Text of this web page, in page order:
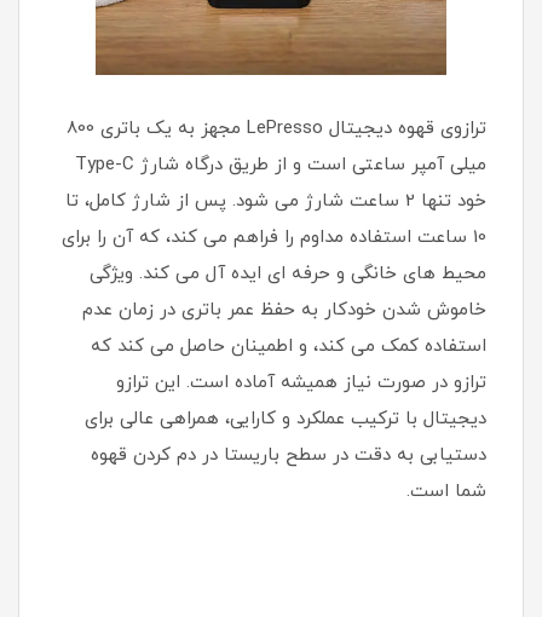
ترازوی قهوه دیجیتال LePresso مجهز به یک باتری 800
میلی آمپر ساعتی است و از طریق درگاه شارژ Type-C
خود تنها 2 ساعت شارژ می شود. پس از شارژ کامل، تا
10 ساعت استفاده مداوم را فراهم می کند، که آن را برای
محیط های خانگی و حرفه ای ایده آل می کند. ویژگی
خاموش شدن خودکار به حفظ عمر باتری در زمان عدم
استفاده کمک می کند، و اطمینان حاصل می کند که
ترازو در صورت نیاز همیشه آماده است. این ترازو
دیجیتال با ترکیب عملکرد و کارایی، همراهی عالی برای
دستیابی به دقت در سطح باریستا در دم کردن قهوه
شما است.